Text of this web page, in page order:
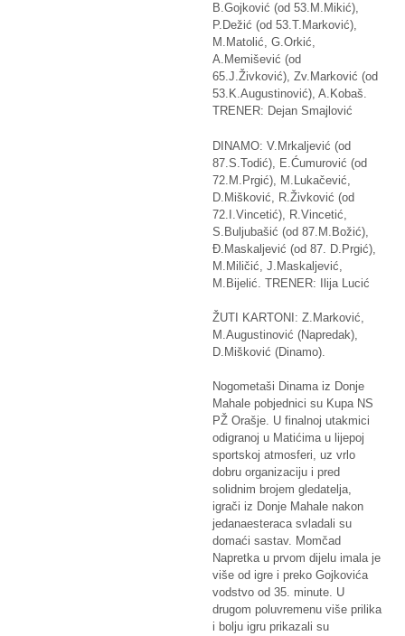
B.Gojković (od 53.M.Mikić),
P.Dežić (od 53.T.Marković),
M.Matolić, G.Orkić,
A.Memišević (od
65.J.Živković), Zv.Marković (od
53.K.Augustinović), A.Kobaš.
TRENER: Dejan Smajlović
DINAMO: V.Mrkaljević (od
87.S.Todić), E.Ćumurović (od
72.M.Prgić), M.Lukačević,
D.Mišković, R.Živković (od
72.I.Vincetić), R.Vincetić,
S.Buljubašić (od 87.M.Božić),
Đ.Maskaljević (od 87. D.Prgić),
M.Miličić, J.Maskaljević,
M.Bijelić. TRENER: Ilija Lucić
ŽUTI KARTONI: Z.Marković,
M.Augustinović (Napredak),
D.Mišković (Dinamo).
Nogometaši Dinama iz Donje
Mahale pobjednici su Kupa NS
PŽ Orašje. U finalnoj utakmici
odigranoj u Matićima u lijepoj
sportskoj atmosferi, uz vrlo
dobru organizaciju i pred
solidnim brojem gledatelja,
igrači iz Donje Mahale nakon
jedanaesteraca svladali su
domaći sastav. Momčad
Napretka u prvom dijelu imala je
više od igre i preko Gojkovića
vodstvo od 35. minute. U
drugom poluvremenu više prilika
i bolju igru prikazali su